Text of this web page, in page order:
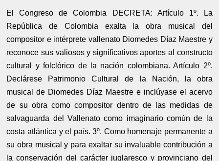
El Congreso de Colombia DECRETA: Artículo 1º. La
República de Colombia exalta la obra musical del
compositor e intérprete vallenato Diomedes Díaz Maestre y
reconoce sus valiosos y significativos aportes al constructo
cultural y folclórico de la nación colombiana. Artículo 2º.
Declárese Patrimonio Cultural de la Nación, la obra
musical de Diomedes Díaz Maestre e inclúyase el acervo
de su obra como compositor dentro de las medidas de
salvaguarda del Vallenato como imaginario común de la
costa atlántica y el país. 3º. Como homenaje permanente a
su obra musical y para exaltar su invaluable contribución a
la conservación del carácter juglaresco y provinciano del